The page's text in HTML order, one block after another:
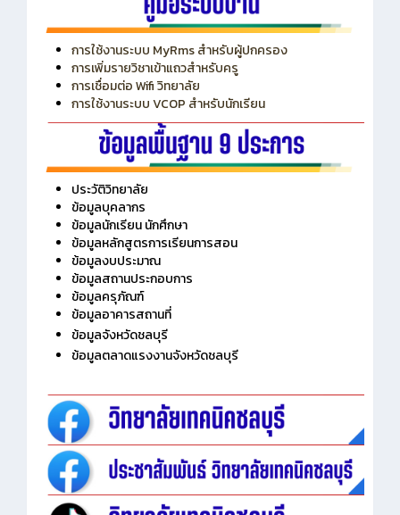
การใช้งานระบบ MyRms สำหรับผู้ปกครอง
การเพิ่มรายวิชาเข้าแถวสำหรับครู
การเชื่อมต่อ Wifi วิทยาลัย
การใช้งานระบบ VCOP สำหรับนักเรียน
ประวัติวิทยาลัย
ข้อมูลบุคลากร
ข้อมูลนักเรียน นักศึกษา
ข้อมูลหลักสูตรการเรียนการสอน
ข้อมูลงบประมาณ
ข้อมูลสถานประกอบการ
ข้อมูลครุภัณฑ์
ข้อมูลอาคารสถานที่
ข้อมูลจังหวัดชลบุรี